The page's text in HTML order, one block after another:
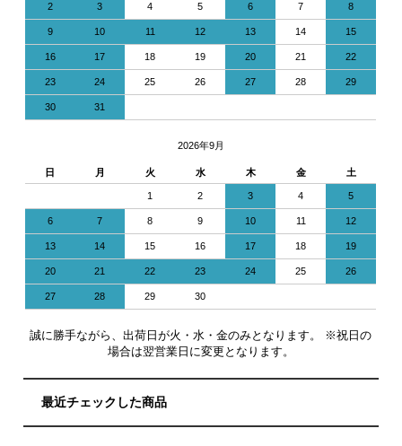
2 3 4 5 6 7 8
9 10 11 12 13 14 15
16 17 18 19 20 21 22
23 24 25 26 27 28 29
30 31
2026年9月
日 月 火 水 木 金 土
1 2 3 4 5
6 7 8 9 10 11 12
13 14 15 16 17 18 19
20 21 22 23 24 25 26
27 28 29 30
誠に勝手ながら、出荷日が火・水・金のみとなります。 ※祝日の
場合は翌営業日に変更となります。
最近チェックした商品